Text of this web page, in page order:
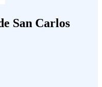
San Carlos